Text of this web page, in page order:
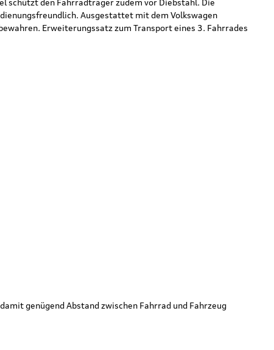
schützt den Fahrradträger zudem vor Diebstahl. Die
Ausgestattet mit dem Volkswagen
Erweiterungssatz zum Transport eines 3. Fahrrades
genügend Abstand zwischen Fahrrad und Fahrzeug